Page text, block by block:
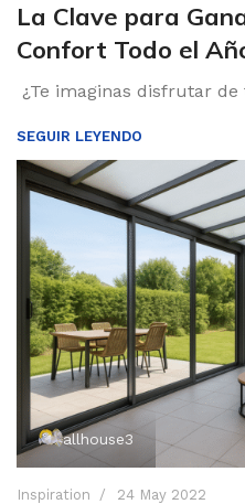
La Clave para
Confort Todo el
¿Te imaginas disfrutar
SEGUIR LEYENDO
allhouse3
Inspiration 24 May 2022